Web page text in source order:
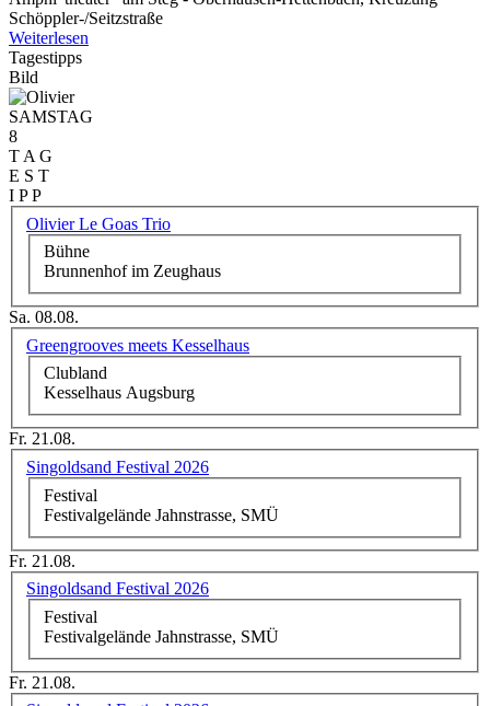
Schöppler-/Seitzstraße
Weiterlesen
Tagestipps
Bild
SAMSTAG
8
T A G
E S T
I P P
Olivier Le Goas Trio
Bühne
Brunnenhof im Zeughaus
Sa. 08.08.
Greengrooves meets Kesselhaus
Clubland
Kesselhaus Augsburg
Fr. 21.08.
Singoldsand Festival 2026
Festival
Festivalgelände Jahnstrasse, SMÜ
Fr. 21.08.
Singoldsand Festival 2026
Festival
Festivalgelände Jahnstrasse, SMÜ
Fr. 21.08.